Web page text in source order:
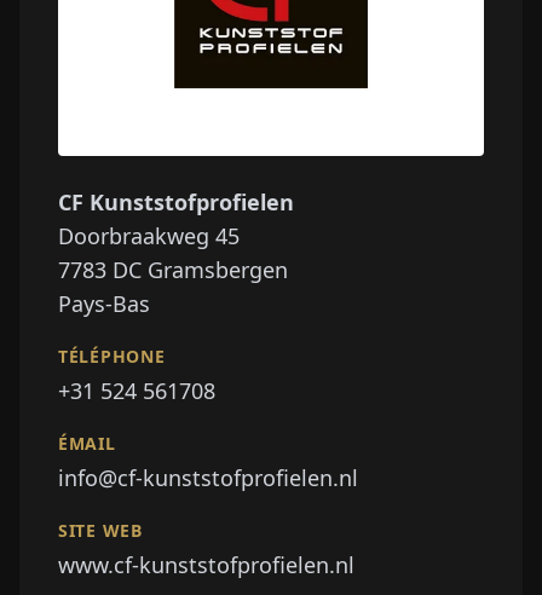
CF Kunststofprofielen
Doorbraakweg 45
7783 DC Gramsbergen
Pays-Bas
TÉLÉPHONE
+31 524 561708
ÉMAIL
info@cf-kunststofprofielen.nl
SITE WEB
www.cf-kunststofprofielen.nl